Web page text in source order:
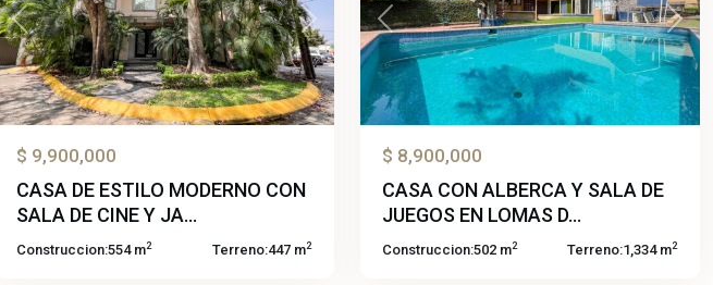
Previous Next
$ 9,900,000
CASA DE ESTILO MODERNO CON
SALA DE CINE Y JA...
Construccion:554 m2 Terreno:447 m2
Previous Next
$ 8,900,000
CASA CON ALBERCA Y SALA DE
JUEGOS EN LOMAS D...
Construccion:502 m2 Terreno:1,334 m2
Analco ,
Tétela,